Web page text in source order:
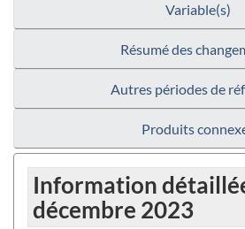
Variable(s)
Résumé des
Autres périodes de
Produits
Information
décembre 2023